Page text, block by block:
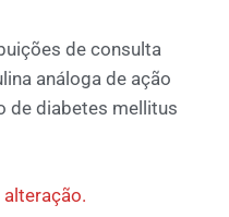
de consulta
análoga de ação
de diabetes mellitus
alteração.